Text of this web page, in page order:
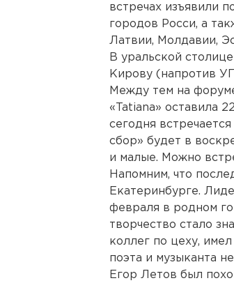
встречах изъявили
городов Росси, а
Латвии, Молдавии,
В уральской
Кирову (напротив
Между тем на
«Tatiana» оставила
сегодня
сбор» будет в
и малые. Можно
Напомним, что
Екатеринбурге.
февраля в родном
творчество стало
коллег по цеху,
поэта и музыканта
Егор Летов был